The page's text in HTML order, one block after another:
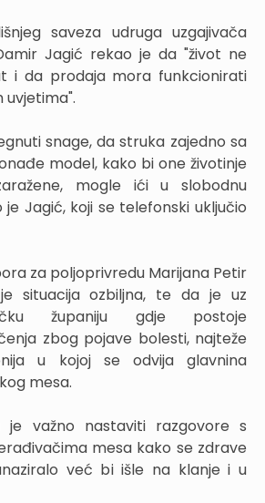
saveza udruga uzgajivača
Jagić rekao je da "život ne
i da prodaja mora funkcionirati
snage, da struka zajedno sa
model, kako bi one životinje
mogle ići u slobodnu
je Jagić, koji se telefonski uključio
za poljoprivredu Marijana Petir
situacija ozbiljna, te da je uz
županiju gdje postoje
zbog pojave bolesti, najteže
u kojoj se odvija glavnina
mesa.
važno nastaviti razgovore s
mesa kako se zdrave
već bi išle na klanje i u